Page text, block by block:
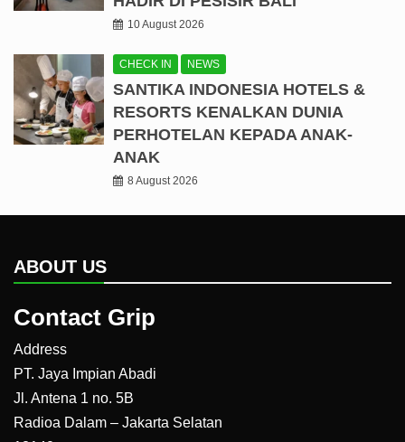
10 August 2026
CHECK IN NEWS
SANTIKA INDONESIA HOTELS &
RESORTS KENALKAN DUNIA
PERHOTELAN KEPADA ANAK-
ANAK
8 August 2026
ABOUT US
Contact Grip
Address
PT. Jaya Impian Abadi
Jl. Antena 1 no. 5B
Radioa Dalam – Jakarta Selatan